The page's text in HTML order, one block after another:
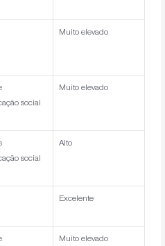
Muito elevado
social
Muito elevado
social
Alto
Excelente
Muito elevado